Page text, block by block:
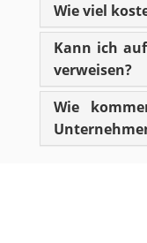
Wie viel
Kann ich
verweisen?
Wie